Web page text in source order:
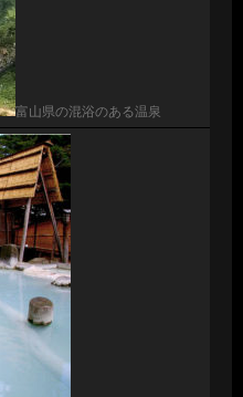
富山県の混浴のある温泉